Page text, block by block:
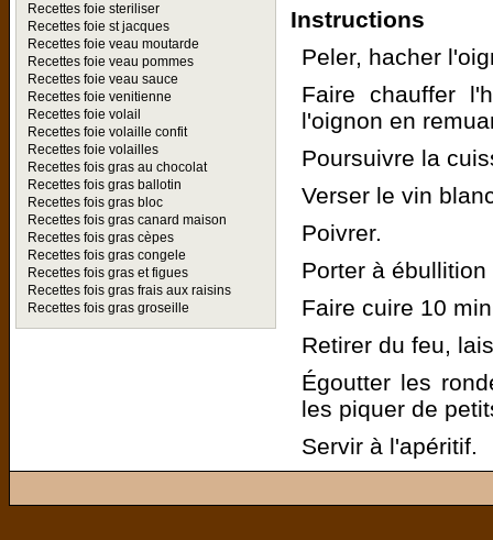
Recettes foie steriliser
Recettes foie st jacques
Recettes foie veau moutarde
Recettes foie veau pommes
Recettes foie veau sauce
Recettes foie venitienne
Recettes foie volail
Recettes foie volaille confit
Recettes foie volailles
Recettes fois gras au chocolat
Recettes fois gras ballotin
Recettes fois gras bloc
Recettes fois gras canard maison
Recettes fois gras cèpes
Recettes fois gras congele
Recettes fois gras et figues
Recettes fois gras frais aux raisins
Recettes fois gras groseille
Instructions
Peler, hacher
Faire chauffer
l'oignon en
Poursuivre la
Verser le vin
Poivrer.
Porter à
Faire cuire 10
Retirer du feu,
Égoutter les
les piquer de
Servir à l'apéritif.